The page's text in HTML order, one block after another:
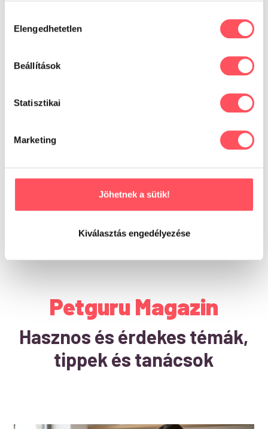
kiválasztása
Elengedhetetlen
Beállítások
Statisztikai
Marketing
Jöhetnek a sütik!
Kiválasztás engedélyezése
SullerZ Marhapata
200g
1.653 Ft
SullerZ Marhaporc
Petguru Magazin
Hasznos és érdekes témák,
tippek és tanácsok